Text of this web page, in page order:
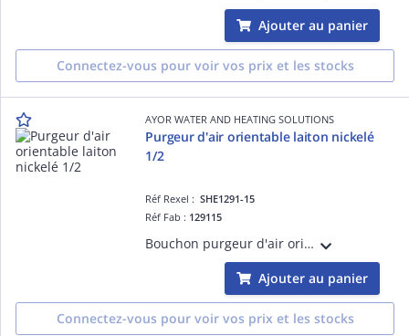
Ajouter au panier
Connectez-vous pour voir vos prix et les stocks
AYOR WATER AND HEATING SOLUTIONS
Purgeur d'air orientable laiton nickelé
1/2
Réf Rexel :SHE1291-15
Réf Fab : 129115
Bouchon purgeur d'air orientable - laiton nickelé 1/2' - carré de 5mm
Ajouter au panier
Connectez-vous pour voir vos prix et les stocks